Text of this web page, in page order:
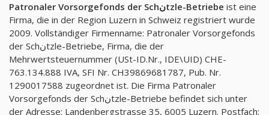
Patronaler Vorsorgefonds der Schنtzle-Betriebe ist eine
Firma, die in der Region Luzern in Schweiz registriert wurde
2009. Vollständiger Firmenname: Patronaler Vorsorgefonds
der Schنtzle-Betriebe, Firma, die der
Mehrwertsteuernummer (USt-ID.Nr., IDE\UID) CHE-
763.134.888 IVA, SFI Nr. CH39869681787, Pub. Nr.
1290017588 zugeordnet ist. Die Firma Patronaler
Vorsorgefonds der Schنtzle-Betriebe befindet sich unter
der Adresse: Landenbergstrasse 35, 6005 Luzern. Postfach: